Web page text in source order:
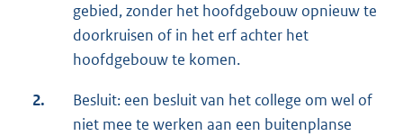
gebied, zonder het hoofdgebouw opnieuw te
doorkruisen of in het erf achter het
hoofdgebouw te komen.
2.
Besluit: een besluit van het college om wel of
niet mee te werken aan een buitenplanse